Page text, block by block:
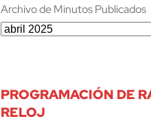
Archivo de Minutos Publicados
PROGRAMACIÓN DE
RELOJ